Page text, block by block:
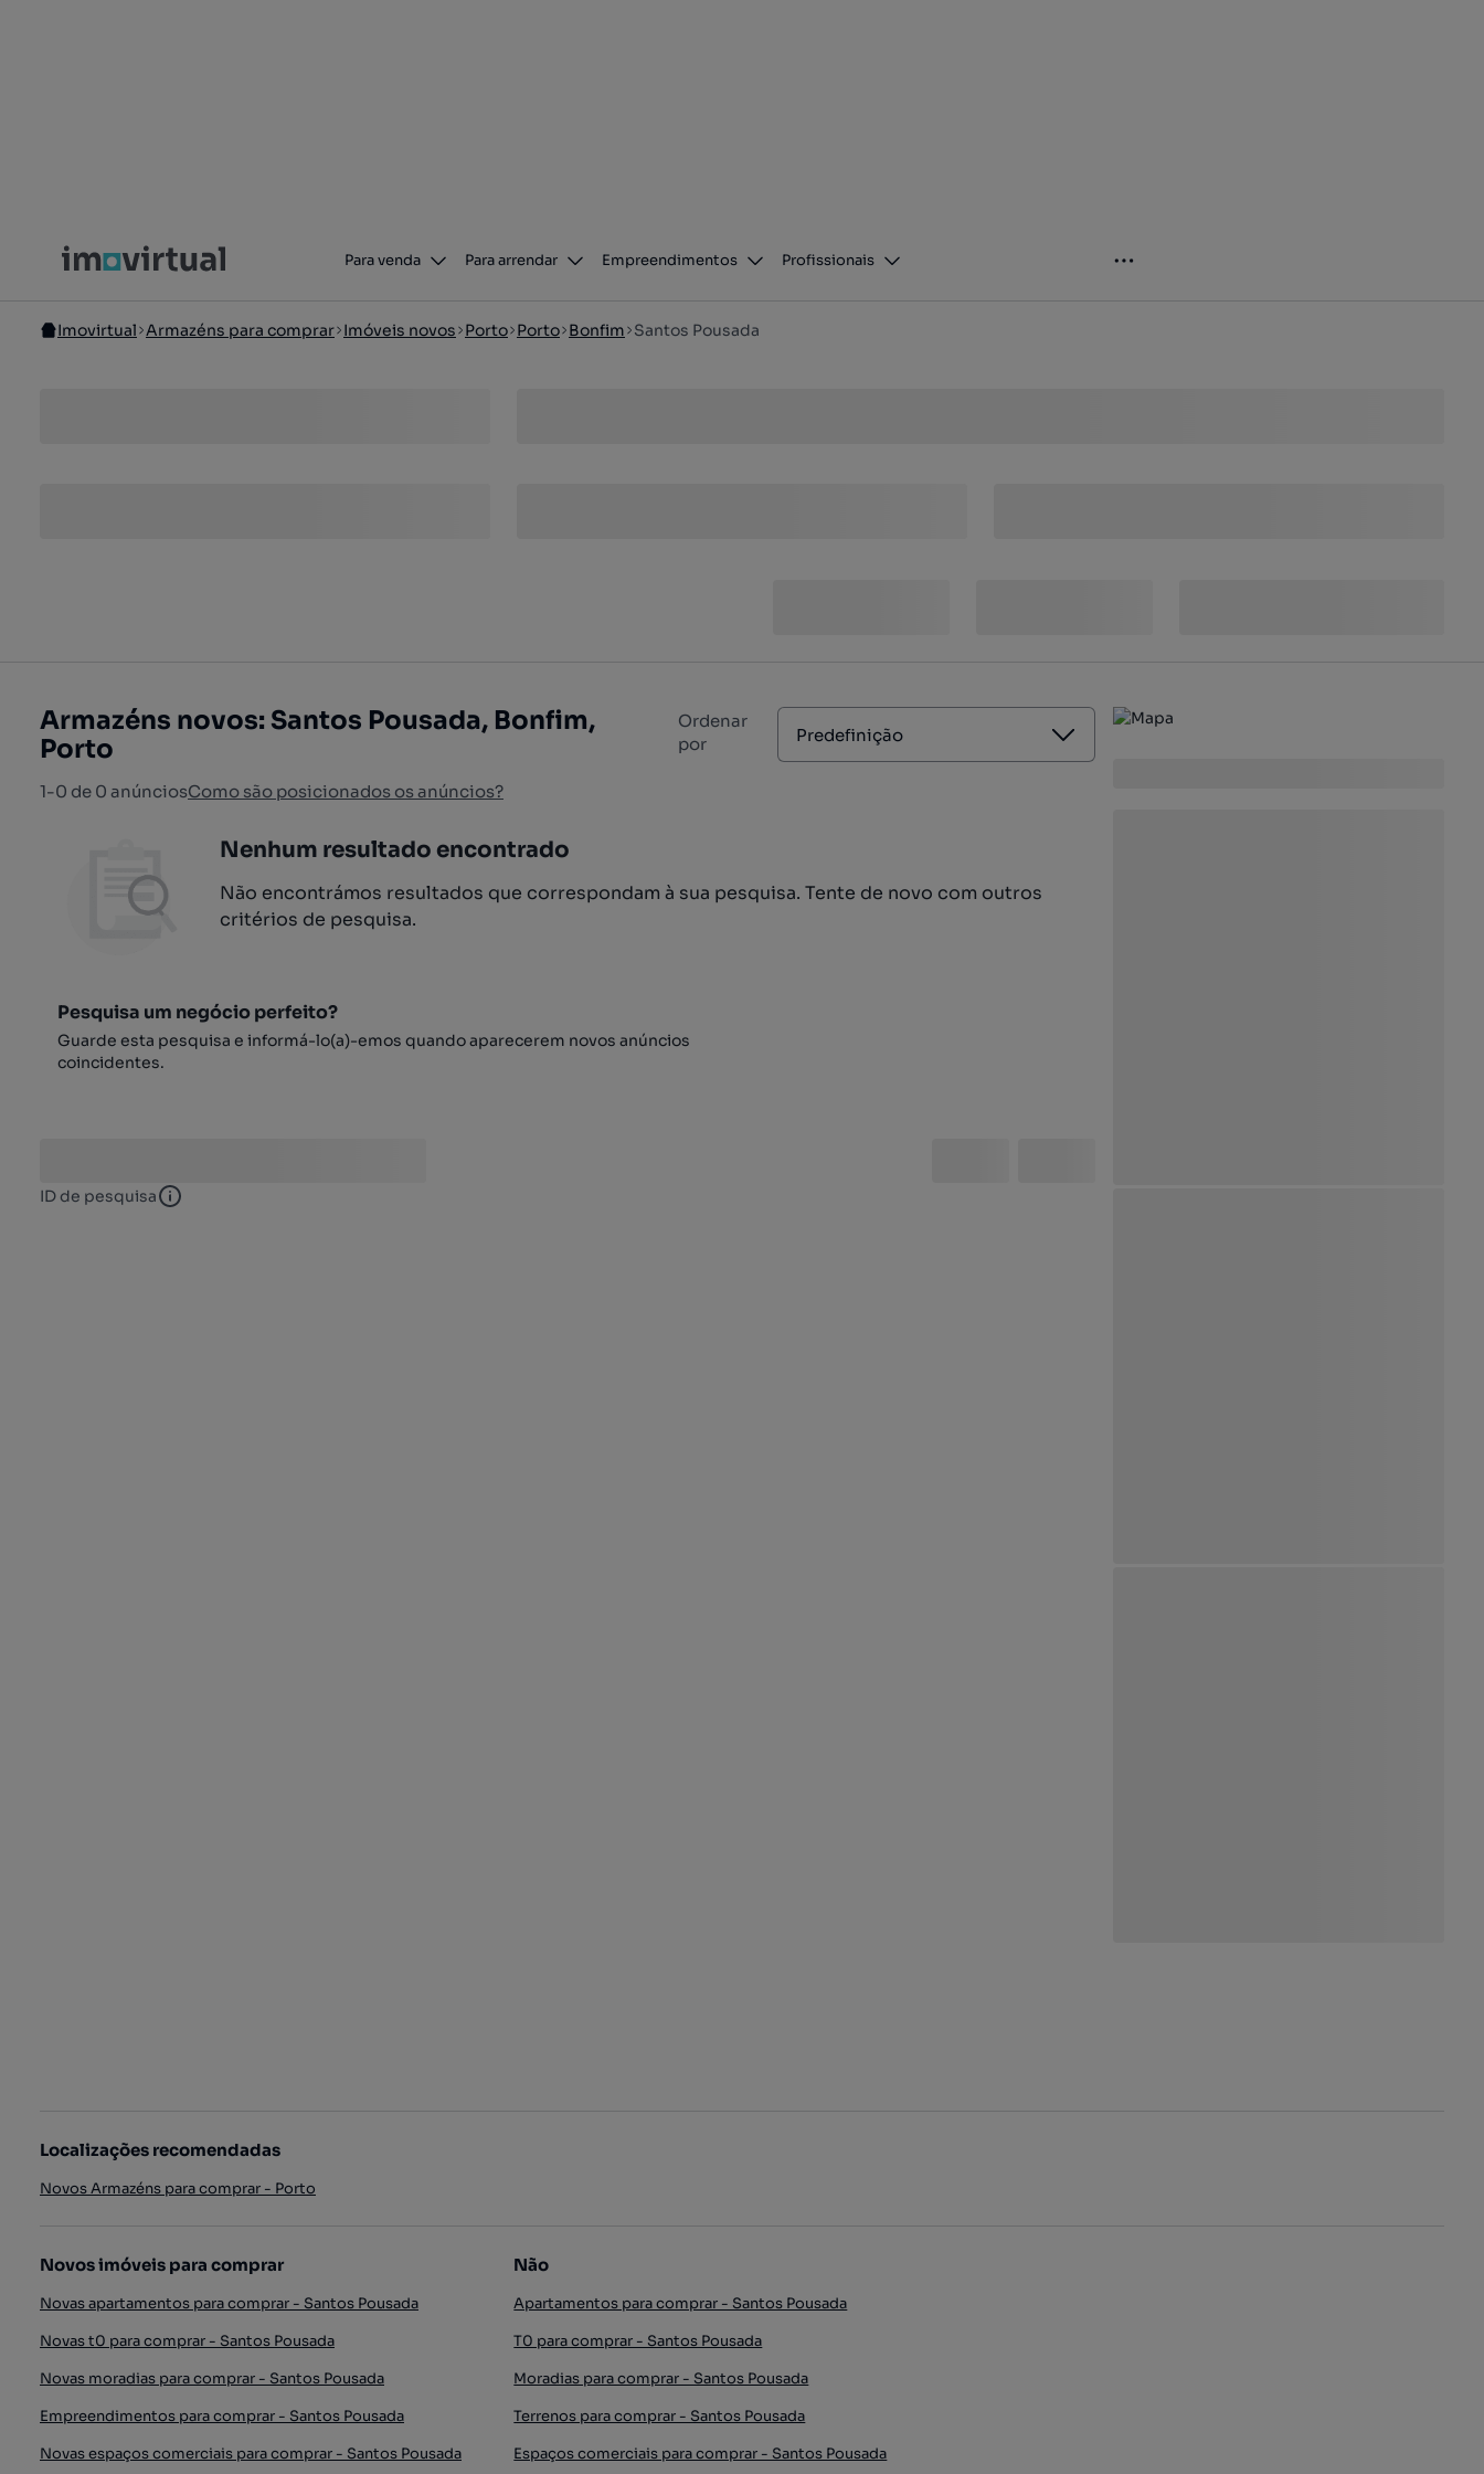
Para venda Para arrendar Empreendimentos Profissionais
Imovirtual Armazéns para comprar Imóveis novos Porto Porto Bonfim Santos Pousada
Armazéns novos: Santos Pousada, Bonfim,
Porto
1-0 de 0 anúnciosComo são posicionados os anúncios?
Ordenar
por
Predefinição
Nenhum resultado encontrado
Não encontrámos resultados que correspondam à sua pesquisa. Tente de novo com outros
critérios de pesquisa.
Pesquisa um negócio perfeito?
Guarde esta pesquisa e informá-lo(a)-emos quando aparecerem novos anúncios
coincidentes.
ID de pesquisa ID de pesquisa
Localizações recomendadas
Novos Armazéns para comprar - Porto
Novos imóveis para comprar
Novas apartamentos para comprar - Santos Pousada
Novas t0 para comprar - Santos Pousada
Novas moradias para comprar - Santos Pousada
Empreendimentos para comprar - Santos Pousada
Novas espaços comerciais para comprar - Santos Pousada
Não
Apartamentos para comprar - Santos Pousada
T0 para comprar - Santos Pousada
Moradias para comprar - Santos Pousada
Terrenos para comprar - Santos Pousada
Espaços comerciais para comprar - Santos Pousada